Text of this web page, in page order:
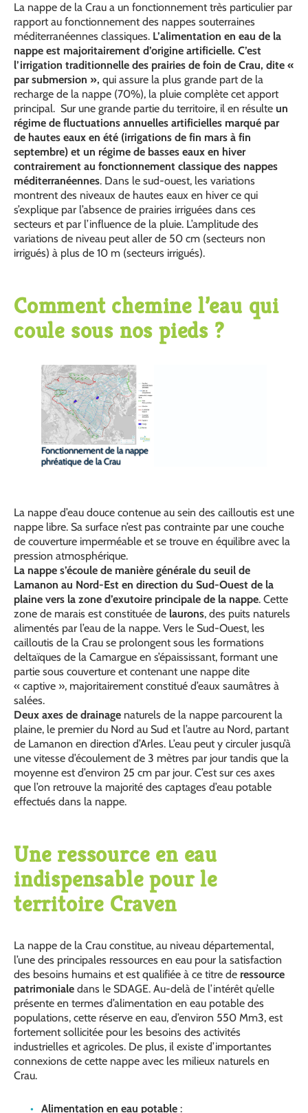
La nappe de la Crau a un fonctionnement très particulier par
rapport au fonctionnement des nappes souterraines
méditerranéennes classiques. L’alimentation en eau de la
nappe est majoritairement d’origine artificielle. C’est
l’irrigation traditionnelle des prairies de foin de Crau, dite «
par submersion », qui assure la plus grande part de la
recharge de la nappe (70%), la pluie complète cet apport
principal. Sur une grande partie du territoire, il en résulte un
régime de fluctuations annuelles artificielles marqué par
de hautes eaux en été (irrigations de fin mars à fin
septembre) et un régime de basses eaux en hiver
contrairement au fonctionnement classique des nappes
méditerranéennes. Dans le sud-ouest, les variations
montrent des niveaux de hautes eaux en hiver ce qui
s’explique par l’absence de prairies irriguées dans ces
secteurs et par l’influence de la pluie. L’amplitude des
variations de niveau peut aller de 50 cm (secteurs non
irrigués) à plus de 10 m (secteurs irrigués).
Comment chemine l’eau qui
coule sous nos pieds ?
Fonctionnement de la nappe
phréatique de la Crau
La nappe d’eau douce contenue au sein des cailloutis est une
nappe libre. Sa surface n’est pas contrainte par une couche
de couverture imperméable et se trouve en équilibre avec la
pression atmosphérique.
La nappe s’écoule de manière générale du seuil de
Lamanon au Nord-Est en direction du Sud-Ouest de la
plaine vers la zone d’exutoire principale de la nappe. Cette
zone de marais est constituée de laurons, des puits naturels
alimentés par l’eau de la nappe. Vers le Sud-Ouest, les
cailloutis de la Crau se prolongent sous les formations
deltaïques de la Camargue en s’épaississant, formant une
partie sous couverture et contenant une nappe dite
« captive », majoritairement constitué d’eaux saumâtres à
salées.
Deux axes de drainage naturels de la nappe parcourent la
plaine, le premier du Nord au Sud et l’autre au Nord, partant
de Lamanon en direction d’Arles. L’eau peut y circuler jusqu’à
une vitesse d’écoulement de 3 mètres par jour tandis que la
moyenne est d’environ 25 cm par jour. C’est sur ces axes
que l’on retrouve la majorité des captages d’eau potable
effectués dans la nappe.
Une ressource en eau
indispensable pour le
territoire Craven
La nappe de la Crau constitue, au niveau départemental,
l’une des principales ressources en eau pour la satisfaction
des besoins humains et est qualifiée à ce titre de ressource
patrimoniale dans le SDAGE. Au-delà de l’intérêt qu’elle
présente en termes d’alimentation en eau potable des
populations, cette réserve en eau, d’environ 550 Mm3, est
fortement sollicitée pour les besoins des activités
industrielles et agricoles. De plus, il existe d’importantes
connexions de cette nappe avec les milieux naturels en
Crau.
Alimentation en eau potable :